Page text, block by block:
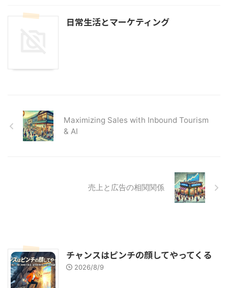
日常生活とマーケティング
Maximizing Sales with Inbound Tourism
& AI
売上と広告の相関関係
チャンスはピンチの顔してやってくる
2026/8/9